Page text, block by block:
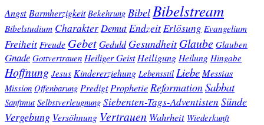
Angst Barmherzigkeit Bekehrung BibelBibelstream
Bibelstudium Charakter DemutEndzeitErlösung Evangelium
Freiheit Freude GebetGeduld Gesundheit Glaube Glauben
Gnade Gottvertrauen Heiliger Geist Heiligung Heilung Hingabe
Hoffnung Jesus Kindererziehung Lebensstil Liebe Messias
Mission Offenbarung Predigt ProphetieReformationSabbat
Sanftmut Selbstverleugnung Siebenten-Tags-Adventisten Sünde
Vergebung Versöhnung Vertrauen Wahrheit Wiederkunft